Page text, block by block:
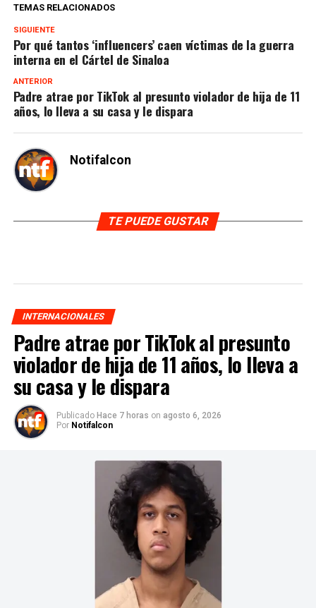
TEMAS RELACIONADOS
SIGUIENTE
Por qué tantos ‘influencers’ caen víctimas de la guerra
interna en el Cártel de Sinaloa
ANTERIOR
Padre atrae por TikTok al presunto violador de hija de 11
años, lo lleva a su casa y le dispara
Notifalcon
TE PUEDE GUSTAR
INTERNACIONALES
Padre atrae por TikTok al presunto
violador de hija de 11 años, lo lleva a
su casa y le dispara
Publicado Hace 7 horas on agosto 6, 2026
Por Notifalcon